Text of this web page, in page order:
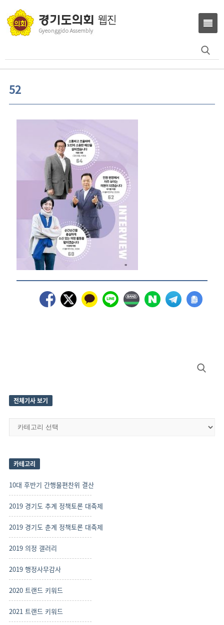
52
전체기사 보기
전
보
기
카테고리
10대 후반기 간행물편찬위 결산
2019 경기도 추계 정책토론 대축제
2019 경기도 춘계 정책토론 대축제
2019 의정 갤러리
2019 행정사무감사
2020 트랜드 키워드
2021 트랜드 키워드